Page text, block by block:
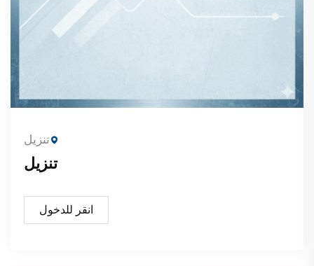
تنزيل
تنزيل
انقر للدخول